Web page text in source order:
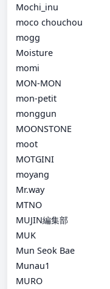
Mochi_inu
moco chouchou
mogg
Moisture
momi
MON-MON
mon-petit
monggun
MOONSTONE
moot
MOTGINI
moyang
Mr.way
MTNO
MUJIN編集部
MUK
Mun Seok Bae
Munau1
MURO